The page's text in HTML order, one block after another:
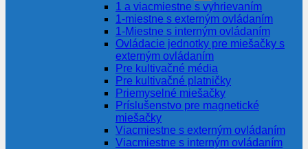
1 a viacmiestne s vyhrievaním
1-miestne s externým ovládaním
1-Miestne s interným ovládaním
Ovládacie jednotky pre miešačky s
externým ovládaním
Pre kultivačné média
Pre kultivačné platničky
Priemyselné miešačky
Príslušenstvo pre magnetické
miešačky
Viacmiestne s externým ovládaním
Viacmiestne s interným ovládaním